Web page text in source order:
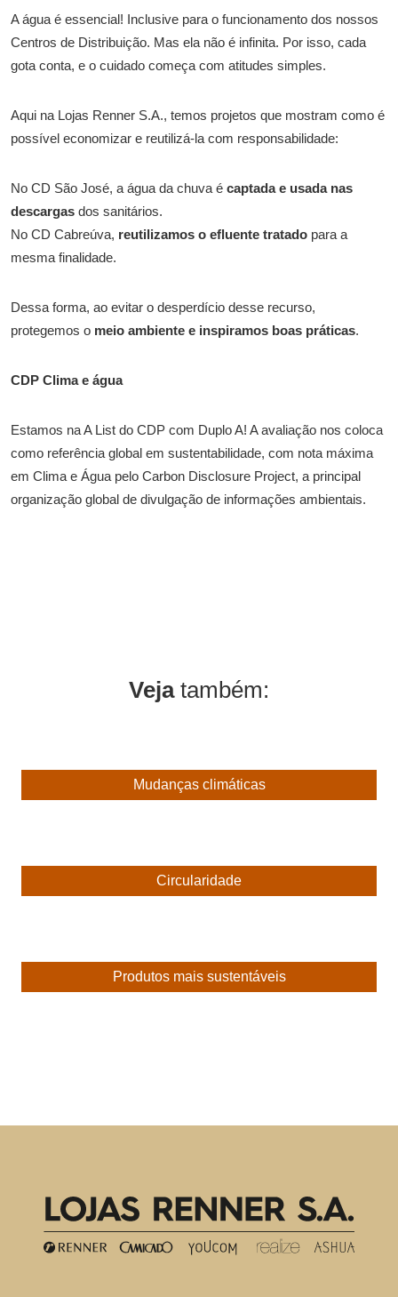
A água é essencial! Inclusive para o funcionamento dos nossos
Centros de Distribuição. Mas ela não é infinita. Por isso, cada
gota conta, e o cuidado começa com atitudes simples.
Aqui na Lojas Renner S.A., temos projetos que mostram como é
possível economizar e reutilizá-la com responsabilidade:
No CD São José, a água da chuva é captada e usada nas
descargas dos sanitários.
No CD Cabreúva, reutilizamos o efluente tratado para a
mesma finalidade.
Dessa forma, ao evitar o desperdício desse recurso,
protegemos o meio ambiente e inspiramos boas práticas.
CDP Clima e água
Estamos na A List do CDP com Duplo A! A avaliação nos coloca
como referência global em sustentabilidade, com nota máxima
em Clima e Água pelo Carbon Disclosure Project, a principal
organização global de divulgação de informações ambientais.
Veja também:
Mudanças climáticas
Circularidade
Produtos mais sustentáveis